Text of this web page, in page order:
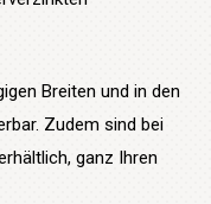
Breiten und in den
Zudem sind bei
ganz Ihren